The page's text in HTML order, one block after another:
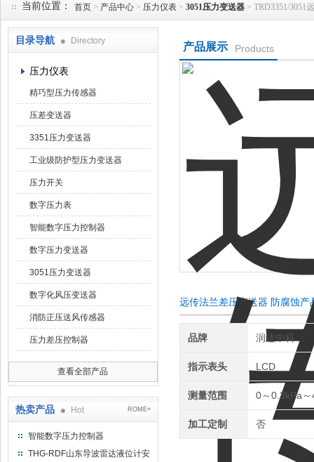
当前位置： 首页 > 产品中心 > 压力仪表 > 3051压力变送器 > TRD3351/3051
目录导航 Directory
压力仪表
精巧型压力传感器
压差变送器
3351压力变送器
工业级防护型压力变送器
压力开关
数字压力表
智能数字压力控制器
数字压力变送器
3051压力变送器
数字化风压变送器
消防正压送风传感器
压力差压控制器
查看全部产品
热卖产品 Hot ROME+
智能数字压力控制器
THG-RDF山东导波雷达液位计安
产品展示 Products
远传法兰差压变送器 防腐蚀产
品牌 润达中科
指示表头 LCD
测量范围 0～0.3kPa
加工定制 否